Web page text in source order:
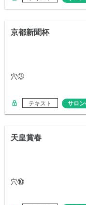
京都新聞杯
穴③
テキスト サロ
天皇賞春
穴⑩